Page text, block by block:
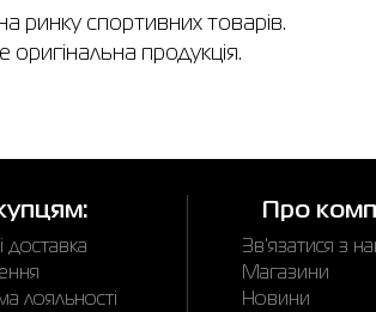
ринку спортивних товарів.
оригінальна продукція.
доставка
лояльності
Про
Зв'язатися з
Магазини
Новини